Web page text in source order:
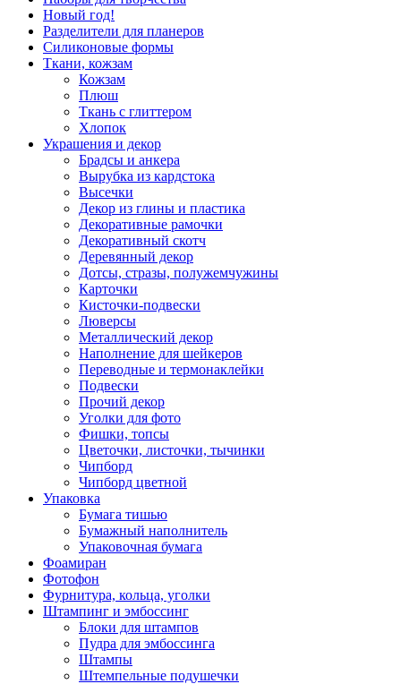
Новый год!
Разделители для планеров
Силиконовые формы
Ткани, кожзам
Кожзам
Плюш
Ткань с глиттером
Хлопок
Украшения и декор
Брадсы и анкера
Вырубка из кардстока
Высечки
Декор из глины и пластика
Декоративные рамочки
Декоративный скотч
Деревянный декор
Дотсы, стразы, полужемчужины
Карточки
Кисточки-подвески
Люверсы
Металлический декор
Наполнение для шейкеров
Переводные и термонаклейки
Подвески
Прочий декор
Уголки для фото
Фишки, топсы
Цветочки, листочки, тычинки
Чипборд
Чипборд цветной
Упаковка
Бумага тишью
Бумажный наполнитель
Упаковочная бумага
Фоамиран
Фотофон
Фурнитура, кольца, уголки
Штампинг и эмбоссинг
Блоки для штампов
Пудра для эмбоссинга
Штампы
Штемпельные подушечки